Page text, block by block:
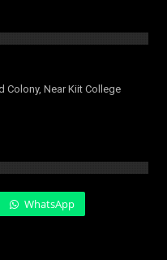
Colony, Near Kiit College
WhatsApp